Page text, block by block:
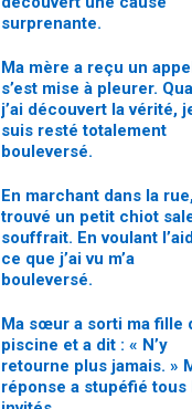
surprenante.
Ma mère a reçu un
s’est mise à pleurer.
j’ai découvert la vérité,
suis resté totalement
bouleversé.
En marchant dans la
trouvé un petit chiot
souffrait. En voulant
ce que j’ai vu m’a
bouleversé.
Ma sœur a sorti ma fille
piscine et a dit : « N’y
retourne plus jamais. »
réponse a stupéfié tous